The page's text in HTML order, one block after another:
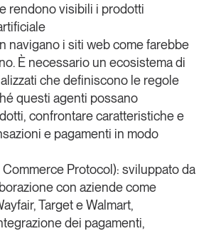
di GS1 Italy che racconta in
il cambiamento e le sfide del largo
a professionisti e
Italy GS1 Italy
Tendenze
rendono visibili i prodotti
navigano i siti web come farebbe
È necessario un ecosistema di
che definiscono le regole
questi agenti possano
confrontare caratteristiche e
e pagamenti in modo
Commerce Protocol): sviluppato da
con aziende come
Target e Walmart,
dei pagamenti,